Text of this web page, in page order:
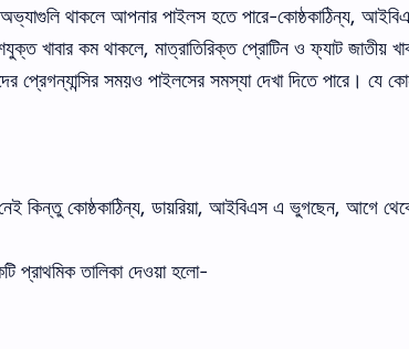
থাকলে আপনার পাইলস হতে পারে-কোষ্ঠকাঠিন্য,
খাবার কম থাকলে, মাত্রাতিরিক্ত প্রোটিন ও ফ্যাট জাতীয়
প্রেগন্যান্সির সময়ও পাইলসের সমস্যা দেখা দিতে পারে। যে
কিন্তু কোষ্ঠকাঠিন্য, ডায়রিয়া, আইবিএস এ ভুগছেন, আগে
প্রাথমিক তালিকা দেওয়া হলো-